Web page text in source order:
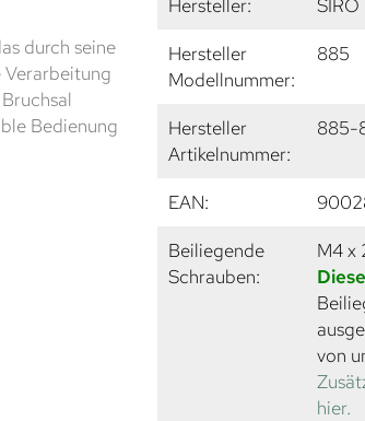
durch seine
Verarbeitung
Bedienung
Hersteller:
SIRO
Hersteller
Modellnummer:
885
Hersteller
Artikelnummer:
885-
EAN:
Beiliegende
Schrauben:
M4 x
von
hier.